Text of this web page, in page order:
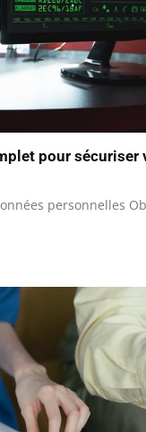
pour sécuriser
personnelles